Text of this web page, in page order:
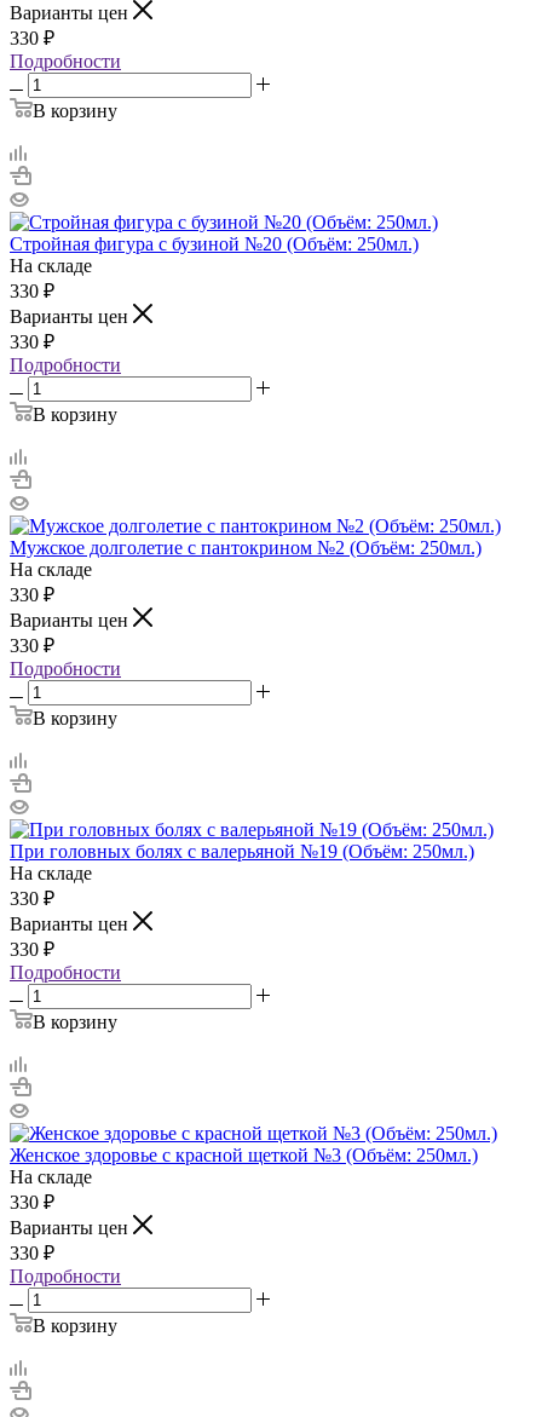
Варианты цен
330 ₽
Подробности
В корзину
Стройная фигура с бузиной №20 (Объём: 250мл.)
На складе
330 ₽
Варианты цен
330 ₽
Подробности
В корзину
Мужское долголетие с пантокрином №2 (Объём: 250мл.)
На складе
330 ₽
Варианты цен
330 ₽
Подробности
В корзину
При головных болях с валерьяной №19 (Объём: 250мл.)
На складе
330 ₽
Варианты цен
330 ₽
Подробности
В корзину
Женское здоровье с красной щеткой №3 (Объём: 250мл.)
На складе
330 ₽
Варианты цен
330 ₽
Подробности
В корзину